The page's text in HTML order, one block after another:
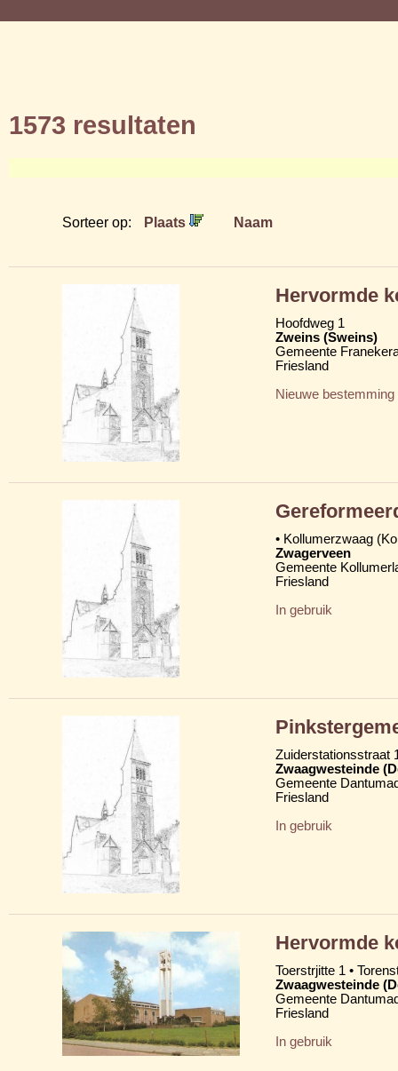
1573 resultaten
Sorteer op: Plaats Naam
Hervormde
Hoofdweg 1
Zweins (Sweins)
Gemeente
Friesland
Nieuwe bestemming
• Kollumerzwaag
Zwagerveen
Gemeente
Friesland
In gebruik
Zuiderstationsstraat
Zwaagwesteinde
Gemeente
Friesland
In gebruik
Hervormde
Toerstrjitte 1 •
Zwaagwesteinde
Gemeente
Friesland
In gebruik